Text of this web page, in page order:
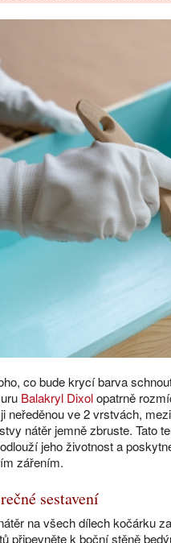
co bude krycí barva
Balakryl Dixolopatrně
neředěnou ve 2 vrstvách,
nátěr jemně zbruste. Tato
jeho životnost a
zářením.
sestavení
na všech dílech kočárku
připevněte k boční stěně